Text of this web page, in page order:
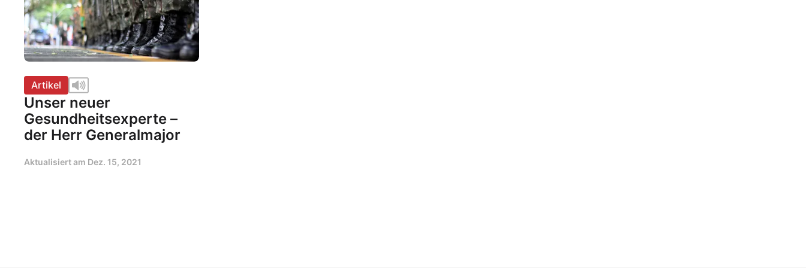
Artikel
Unser neuer
Gesundheitsexperte –
der Herr Generalmajor
Aktualisiert am Dez. 15, 2021